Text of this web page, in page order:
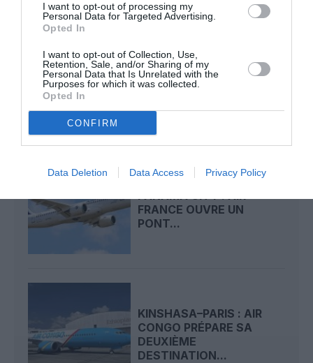
I want to opt-out of processing my
Personal Data for Targeted Advertising.
Opted In
I want to opt-out of Collection, Use,
Retention, Sale, and/or Sharing of my
Personal Data that Is Unrelated with the
Purposes for which it was collected.
Opted In
CONFIRM
Data Deletion Data Access Privacy Policy
vols commerciaux le 23 juillet 2026
air france Alger Paris Roissy CDG
POINTE‑À‑PITRE –
PANAMA CITY : AIR
FRANCE OUVRE UN
PONT...
KINSHASA–PARIS : AIR
CONGO PRÉPARE SA
DEUXIÈME
DESTINATION...